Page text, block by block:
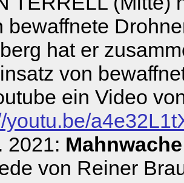
bewaffnete
hat er
von
ein Video
youtu.be/
2021:
von Reiner